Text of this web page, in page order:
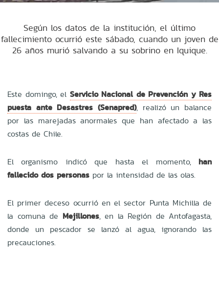
Según los datos de la institución, el último
fallecimiento ocurrió este sábado, cuando un joven de
26 años murió salvando a su sobrino en Iquique.
Este domingo, el Servicio Nacional de Prevención y Res
puesta ante Desastres (Senapred), realizó un balance
por las marejadas anormales que han afectado a las
costas de Chile.
El organismo indicó que hasta el momento, han
fallecido dos personas por la intensidad de las olas.
El primer deceso ocurrió en el sector Punta Michilla de
la comuna de Mejillones, en la Región de Antofagasta,
donde un pescador se lanzó al agua, ignorando las
precauciones.